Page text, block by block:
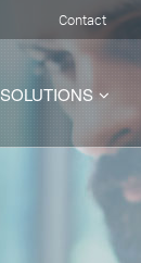
Contact
SOLUTIONS